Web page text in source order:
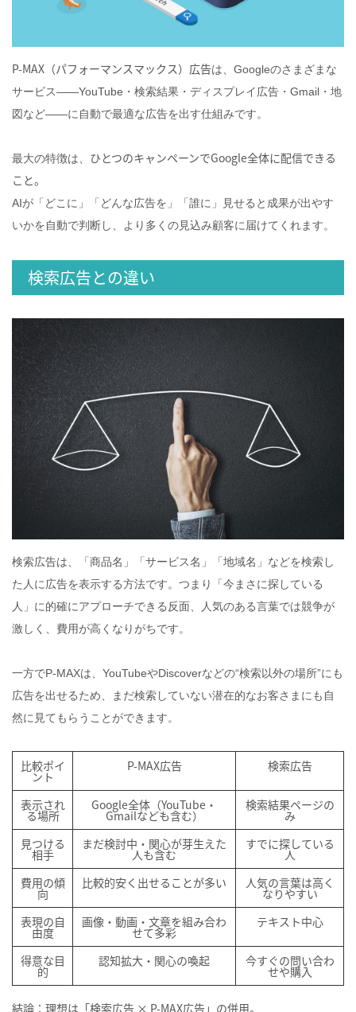
P‑MAX（パフォーマンスマックス）広告は、Googleのさまざまな
サービス——YouTube・検索結果・ディスプレイ広告・Gmail・地
図など——に自動で最適な広告を出す仕組みです。
最大の特徴は、 ひとつのキャンペーンでGoogle全体に配信できる
こと。
AIが「どこに」「どんな広告を」「誰に」見せると成果が出やす
いかを自動で判断し、より多くの見込み顧客に届けてくれます。
検索広告との違い
検索広告は、「商品名」「サービス名」「地域名」などを検索し
た人に広告を表示する方法です。つまり「今まさに探している
人」に的確にアプローチできる反面、人気のある言葉では競争が
激しく、費用が高くなりがちです。
一方でP‑MAXは、YouTubeやDiscoverなどの“検索以外の場所”にも
広告を出せるため、まだ検索していない潜在的なお客さまにも自
然に見てもらうことができます。
比較ポイ
ント
P‑MAX広告 検索広告
表示され
る場所
Google全体（YouTube・
Gmailなども含む）
検索結果ページの
み
見つける
相手
まだ検討中・関心が芽生えた
人も含む
すでに探している
人
費用の傾
向
比較的安く出せることが多い 人気の言葉は高く
なりやすい
表現の自
由度
画像・動画・文章を組み合わ
せて多彩
テキスト中心
得意な目
的
認知拡大・関心の喚起 今すぐの問い合わ
せや購入
結論：理想は「検索広告 × P‑MAX広告」の併用。